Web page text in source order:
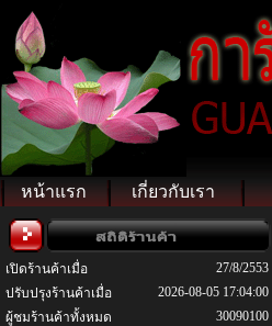
หน้าแรก เกี่ยวกับเรา
เปิดร้านค้าเมื่อ
27/8/2553
ปรับปรุงร้านค้าเมื่อ
2026-08-05 17:04:00
ผู้ชมร้านค้าทั้งหมด
30090100